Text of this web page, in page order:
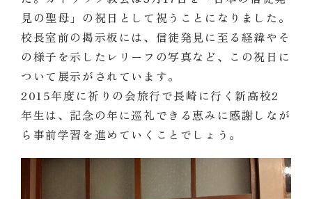
見の聖母」の祝日として祝うことになりました。
校長室前の掲示板には、信徒発見に至る経緯やそ
の様子を示したレリーフの写真など、この祝日に
ついて展示がされています。
2015年度に祈りの会旅行で長崎に行く新高校2
年生は、記念の年に巡礼できる恵みに感謝しなが
ら事前学習を進めていくことでしょう。